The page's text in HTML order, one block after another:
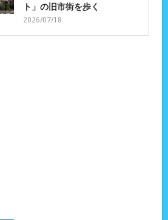
ト」の旧市街を歩く
2026/07/18